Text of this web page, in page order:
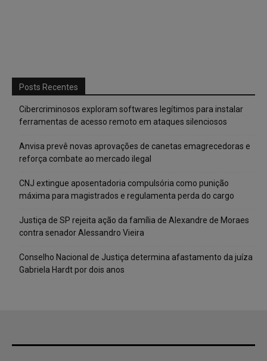
Posts Recentes
Cibercriminosos exploram softwares legítimos para instalar
ferramentas de acesso remoto em ataques silenciosos
Anvisa prevê novas aprovações de canetas emagrecedoras e
reforça combate ao mercado ilegal
CNJ extingue aposentadoria compulsória como punição
máxima para magistrados e regulamenta perda do cargo
Justiça de SP rejeita ação da família de Alexandre de Moraes
contra senador Alessandro Vieira
Conselho Nacional de Justiça determina afastamento da juíza
Gabriela Hardt por dois anos